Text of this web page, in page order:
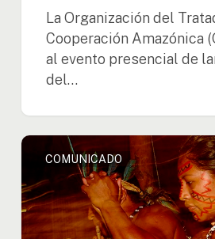
La Organización del
Cooperación Amazónica
al evento presencial de
del…
Día
Internacional
los
Pueblos
Indígenas
COMUNICADO